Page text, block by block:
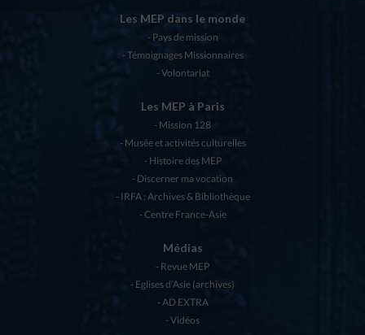
Les MEP dans le monde
Pays de mission
Témoignages Missionnaires
Volontariat
Les MEP à Paris
Mission 128
Musée et activités culturelles
Histoire des MEP
Discerner ma vocation
IRFA : Archives & Bibliothèque
Centre France-Asie
Médias
Revue MEP
Eglises d’Asie (archives)
AD EXTRA
Vidéos